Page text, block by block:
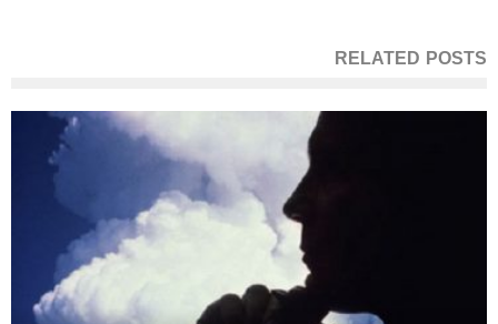
RELATED POSTS